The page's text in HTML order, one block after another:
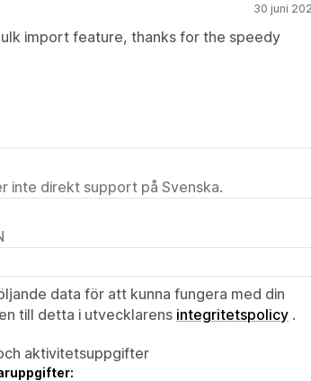
30 juni
import feature, thanks for the speedy
inte direkt support på Svenska.
data för att kunna fungera med din
till detta i utvecklarens integritetspolicy .
aktivitetsuppgifter